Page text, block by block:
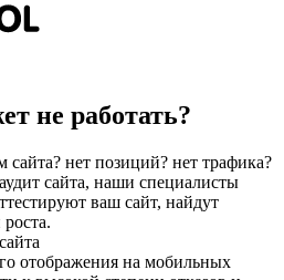
не работать?
нет позиций? нет трафика?
сайта, наши специалисты
ваш сайт, найдут
отображения на мобильных